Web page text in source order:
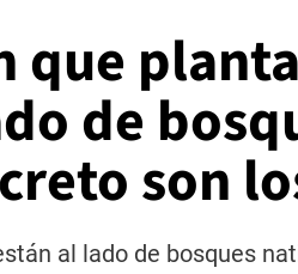
que
de
son
al lado de bosques